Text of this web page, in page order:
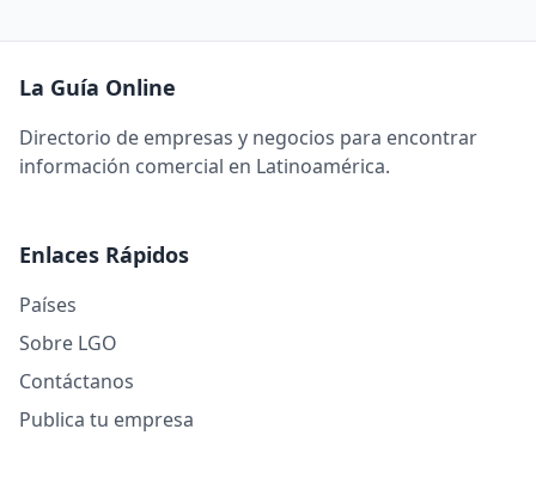
La Guía Online
Directorio de empresas y negocios para encontrar
información comercial en Latinoamérica.
Enlaces Rápidos
Países
Sobre LGO
Contáctanos
Publica tu empresa